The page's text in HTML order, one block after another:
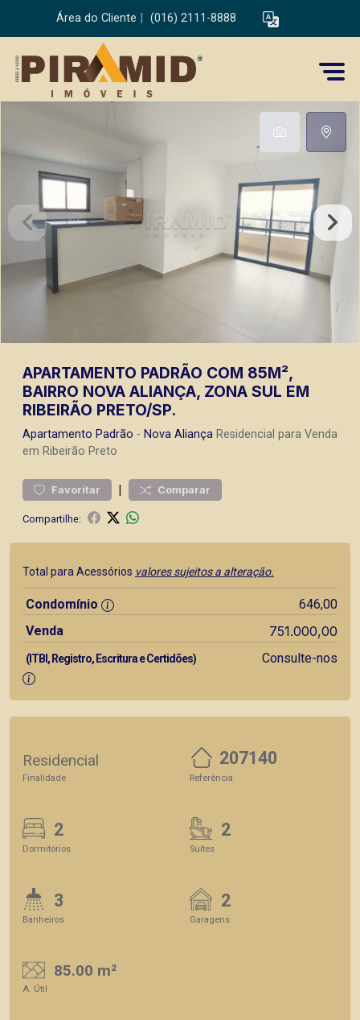
Área do Cliente (016) 2111-8888
APARTAMENTO PADRÃO COM 85M²,
BAIRRO NOVA ALIANÇA, ZONA SUL EM
RIBEIRÃO PRETO/SP.
Apartamento Padrão - Nova Aliança Residencial para Venda
em Ribeirão Preto
Favoritar | Comparar
Compartilhe:
Total para Acessórios valores sujeitos a alteração.
Condomínio
646,00
Venda
751.000,00
(ITBI, Registro, Escritura e Certidões) Consulte-nos
Residencial
Finalidade
207140
Referência
2
Dormitórios
2
Suítes
3
Banheiros
2
Garagens
85.00 m²
A. Útil